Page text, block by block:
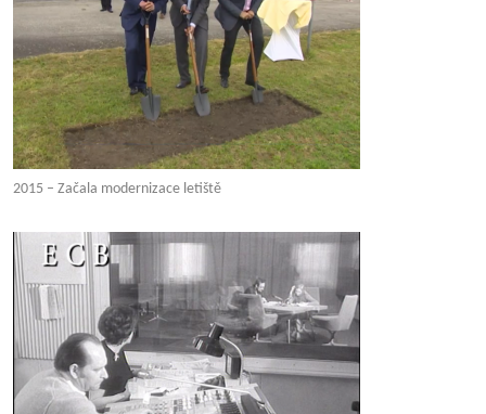
2015 – Začala modernizace letiště